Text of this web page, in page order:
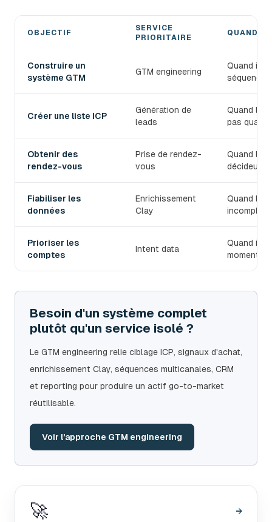
OBJECTIF
SERVICE
PRIORITAIRE
QUAND
Construire un
système GTM
GTM engineering
Quand il
Créer une liste ICP
Génération de
leads
Quand le
pas
Obtenir des
rendez-vous
Prise de rendez-
vous
Quand
décideurs.
Fiabiliser les
données
Enrichissement
Clay
Quand les
Prioriser les
comptes
Intent data
Quand il
moment.
Besoin d'un système complet
plutôt qu'un service isolé ?
Le GTM engineering relie ciblage ICP, signaux d'achat,
enrichissement Clay, séquences multicanales, CRM
et reporting pour produire un actif go-to-market
réutilisable.
Voir l'approche GTM engineering
🚀 →